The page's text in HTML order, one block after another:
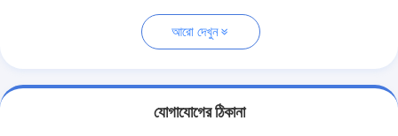
আরো দেখুন
যোগাযোগের ঠিকানা